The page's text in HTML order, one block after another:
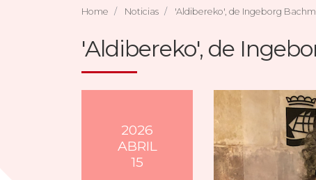
Home Noticias 'Aldibereko', de Ingeborg
'Aldibereko', de
2026
ABRIL
15